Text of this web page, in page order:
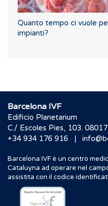
Quanto tempo ci vuole
impianti?
Barcelona IVF
Edificio Planetarium
C./ Escoles Pies, 103.
+34 934 176 916
|
Barcelona IVF è un centro
Cataluyna ad operare nel
assistita con il codice